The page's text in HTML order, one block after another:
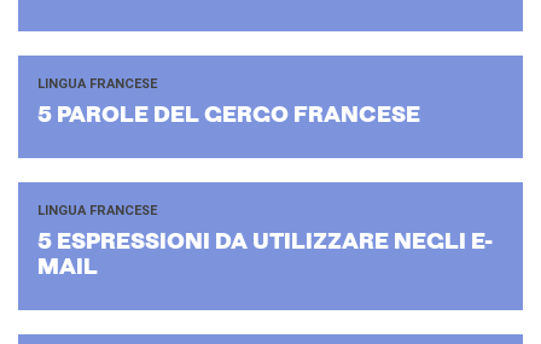
LINGUA FRANCESE
5 PA­RO­LE DEL GERGO FRAN­CE­SE
LINGUA FRANCESE
5 ESPRES­SIO­NI DA UTI­LIZ­ZA­RE NEGLI E-​
MAIL